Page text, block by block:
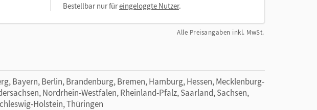
Bestellbar nur füreingeloggte Nutzer.
Alle Preisangaben inkl. MwSt.
Bayern, Berlin, Brandenburg, Bremen, Hamburg, Hessen, Mecklenburg-
Nordrhein-Westfalen, Rheinland-Pfalz, Saarland, Sachsen,
Holstein, Thüringen